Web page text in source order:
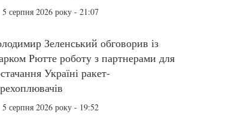
5 серпня 2026 року - 21:07
Зеленський обговорив із
Рютте роботу з партнерами для
Україні ракет-
5 серпня 2026 року - 19:52